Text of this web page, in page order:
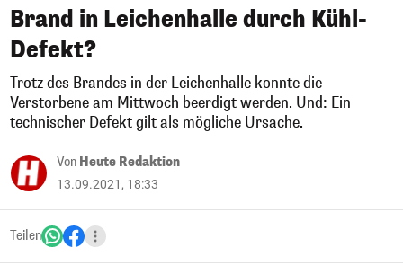
Brand in Leichenhalle durch Kühl-
Defekt?
Trotz des Brandes in der Leichenhalle konnte die
Verstorbene am Mittwoch beerdigt werden. Und: Ein
technischer Defekt gilt als mögliche Ursache.
Von Heute Redaktion
13.09.2021, 18:33
Teilen